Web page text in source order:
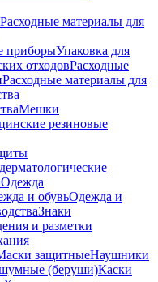
Расходные материалы для
приборыУпаковка для
отходовРасходные
Расходные материалы для
Мешки
резиновые
Одежда
и обувьОдежда и
Знаки
и разметки
защитныеНаушники
(беруши)Каски